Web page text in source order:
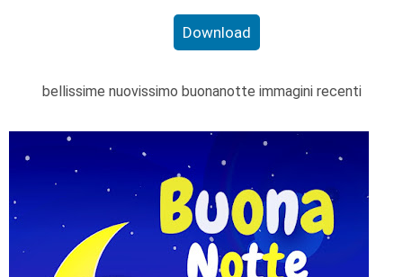
Download
bellissime nuovissimo buonanotte immagini recenti